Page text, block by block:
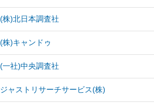
(株)北日本調査社
(株)キャンドゥ
(一社)中央調査社
ジャストリサーチサービス(株)